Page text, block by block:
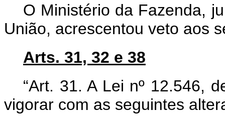
O Ministério da Fazenda,
União, acrescentou veto aos
Arts. 31, 32 e 38
“Art. 31. A Lei nº 12.546,
vigorar com as seguintes